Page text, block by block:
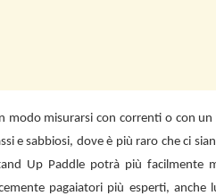
modo misurarsi con correnti o con
e sabbiosi, dove è più raro che ci
Up Paddle potrà più facilmente
pagaiatori più esperti, anche